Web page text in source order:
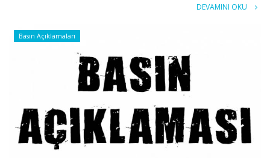
DEVAMINI OKU
Basın Açıklamaları